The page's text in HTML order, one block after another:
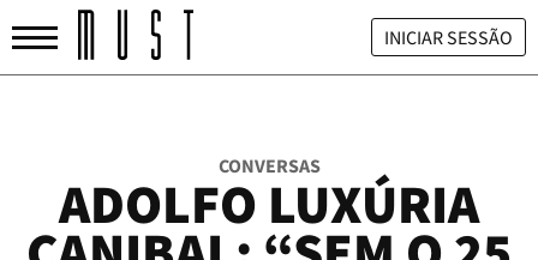
INICIAR SESSÃO
CONVERSAS
ADOLFO LUXÚRIA